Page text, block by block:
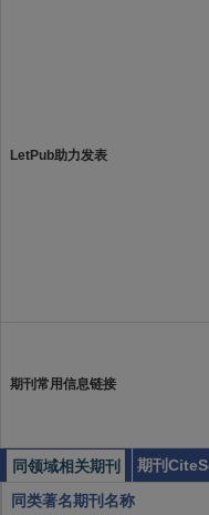
LetPub助力发表
期刊常用信息链接
同领域相关期刊 期刊
同类著名期刊名称